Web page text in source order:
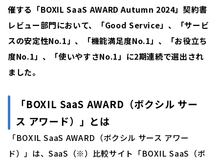
催する「BOXIL SaaS AWARD Autumn 2024」契約書
レビュー部門において、「Good Service」、「サービ
スの安定性No.1」、「機能満足度No.1」、「お役立ち
度No.1」、「使いやすさNo.1」に2期連続で選出され
ました。
「BOXIL SaaS AWARD（ボクシル サー
ス アワード）」とは
「BOXIL SaaS AWARD（ボクシル サース アワー
ド）」は、SaaS（※）比較サイト「BOXIL SaaS（ボ